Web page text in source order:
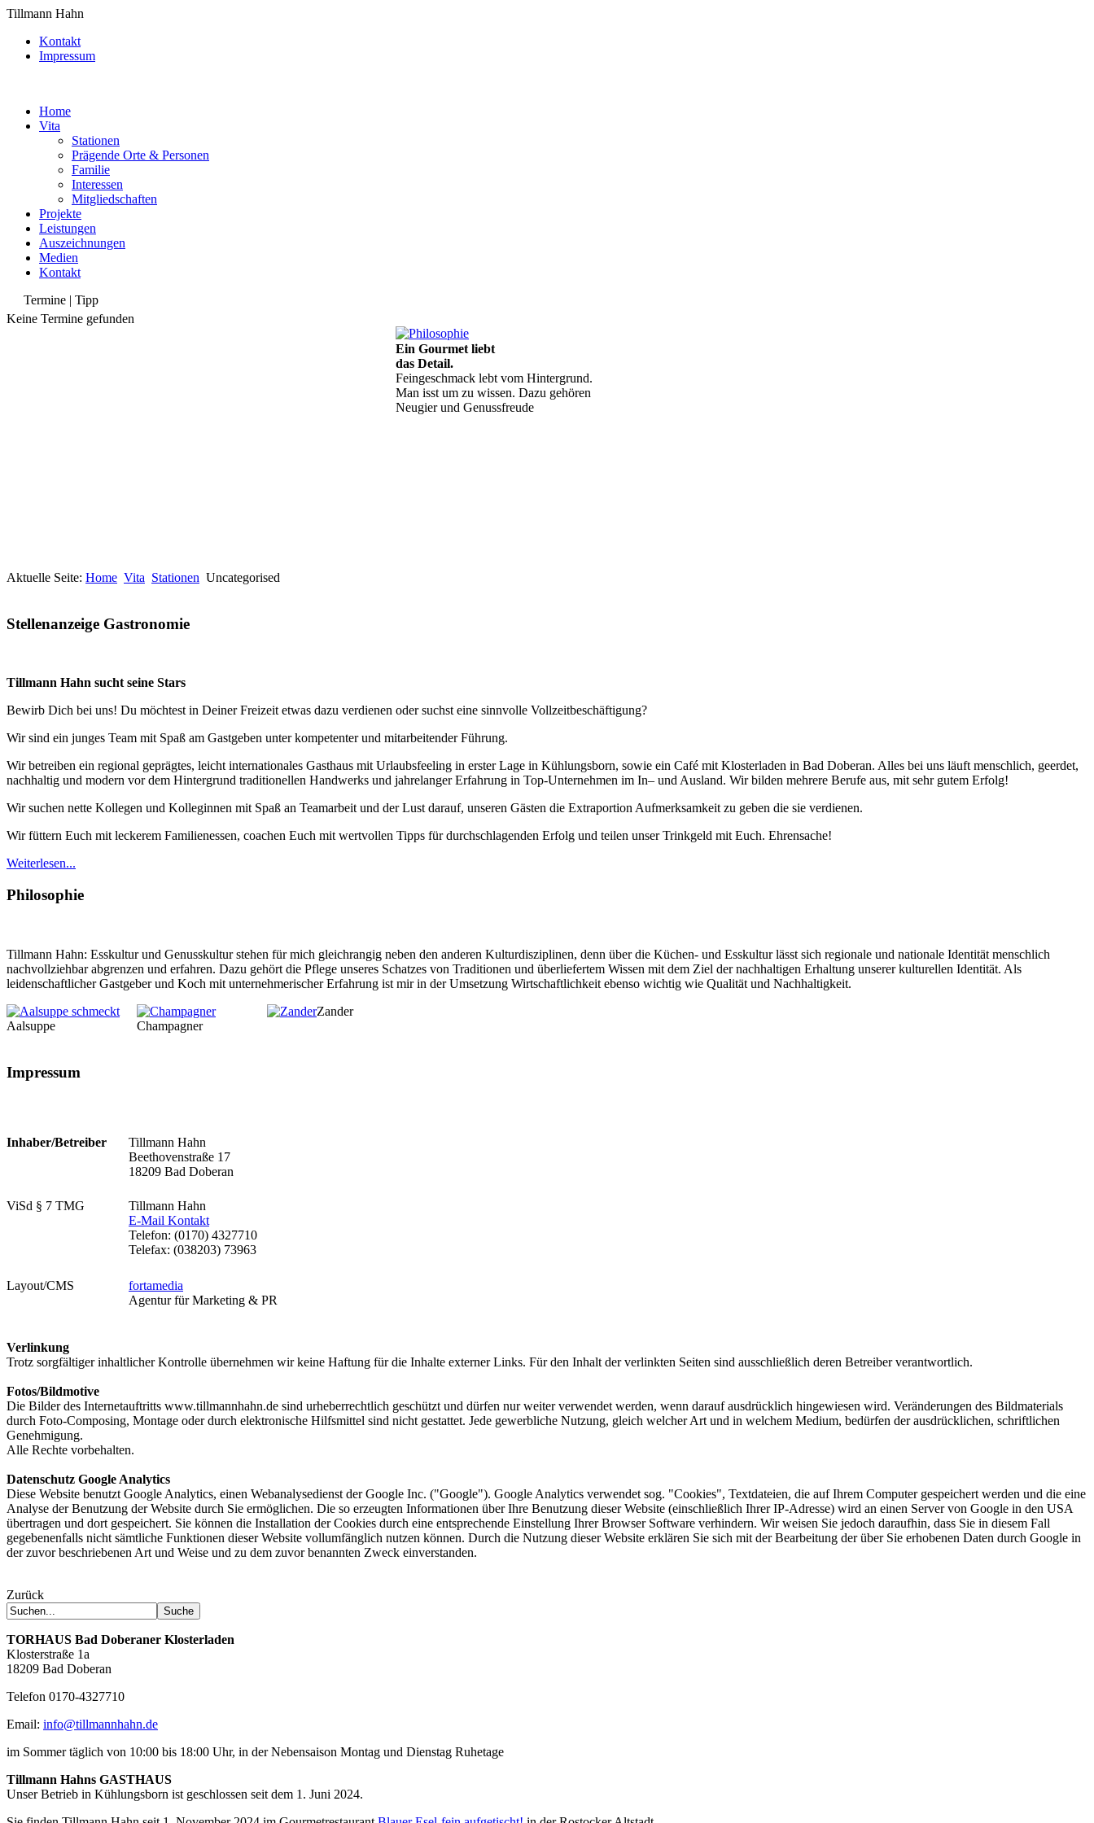
Tillmann Hahn
Kontakt
Impressum
Home
Vita
Stationen
Prägende Orte & Personen
Familie
Interessen
Mitgliedschaften
Projekte
Leistungen
Auszeichnungen
Medien
Kontakt
Termine | Tipp
Keine Termine gefunden
Ein Gourmet liebt
das Detail.
Feingeschmack lebt vom Hintergrund.
Man isst um zu wissen. Dazu gehören
Neugier und Genussfreude
Nachhaltigkeit ist
Veröffentlichungen in Print- und
Internetmedien zeigen das große
Geheimnisse, die
Aktuelle Seite: Home Vita Stationen Uncategorised
Stellenanzeige Gastronomie
Tillmann Hahn sucht seine Stars
Bewirb Dich bei uns! Du möchtest in Deiner Freizeit etwas dazu verdienen oder suchst eine sinnvolle Vollzeitbeschäftigung?
Wir sind ein junges Team mit Spaß am Gastgeben unter kompetenter und mitarbeitender Führung.
Wir betreiben ein regional geprägtes, leicht internationales Gasthaus mit Urlaubsfeeling in erster Lage in Kühlungsborn, sowie ein Café mit Klosterladen in Bad Doberan. Alles bei uns läuft menschlich, geerdet,
nachhaltig und modern vor dem Hintergrund traditionellen Handwerks und jahrelanger Erfahrung in Top-Unternehmen im In– und Ausland. Wir bilden mehrere Berufe aus, mit sehr gutem Erfolg!
Wir suchen nette Kollegen und Kolleginnen mit Spaß an Teamarbeit und der Lust darauf, unseren Gästen die Extraportion Aufmerksamkeit zu geben die sie verdienen.
Wir füttern Euch mit leckerem Familienessen, coachen Euch mit wertvollen Tipps für durchschlagenden Erfolg und teilen unser Trinkgeld mit Euch. Ehrensache!
Weiterlesen...
Philosophie
Tillmann Hahn: Esskultur und Genusskultur stehen für mich gleichrangig neben den anderen Kulturdisziplinen, denn über die Küchen- und Esskultur lässt sich regionale und nationale Identität menschlich
nachvollziehbar abgrenzen und erfahren. Dazu gehört die Pflege unseres Schatzes von Traditionen und überliefertem Wissen mit dem Ziel der nachhaltigen Erhaltung unserer kulturellen Identität. Als
leidenschaftlicher Gastgeber und Koch mit unternehmerischer Erfahrung ist mir in der Umsetzung Wirtschaftlichkeit ebenso wichtig wie Qualität und Nachhaltigkeit.
Aalsuppe Champagner
Zander
Impressum
Inhaber/Betreiber
Tillmann Hahn
Beethovenstraße 17
18209 Bad Doberan
ViSd § 7 TMG
Tillmann Hahn
E-Mail Kontakt
Telefon: (0170) 4327710
Telefax: (038203) 73963
Layout/CMS
fortamedia
Agentur für Marketing & PR
Verlinkung
Trotz sorgfältiger inhaltlicher Kontrolle übernehmen wir keine Haftung für die Inhalte externer Links. Für den Inhalt der verlinkten Seiten sind ausschließlich deren Betreiber verantwortlich.
Fotos/Bildmotive
Die Bilder des Internetauftritts www.tillmannhahn.de sind urheberrechtlich geschützt und dürfen nur weiter verwendet werden, wenn darauf ausdrücklich hingewiesen wird. Veränderungen des Bildmaterials
durch Foto-Composing, Montage oder durch elektronische Hilfsmittel sind nicht gestattet. Jede gewerbliche Nutzung, gleich welcher Art und in welchem Medium, bedürfen der ausdrücklichen, schriftlichen
Genehmigung.
Alle Rechte vorbehalten.
Datenschutz Google Analytics
Diese Website benutzt Google Analytics, einen Webanalysedienst der Google Inc. ("Google"). Google Analytics verwendet sog. "Cookies", Textdateien, die auf Ihrem Computer gespeichert werden und die eine
Analyse der Benutzung der Website durch Sie ermöglichen. Die so erzeugten Informationen über Ihre Benutzung dieser Website (einschließlich Ihrer IP-Adresse) wird an einen Server von Google in den USA
übertragen und dort gespeichert. Sie können die Installation der Cookies durch eine entsprechende Einstellung Ihrer Browser Software verhindern. Wir weisen Sie jedoch daraufhin, dass Sie in diesem Fall
gegebenenfalls nicht sämtliche Funktionen dieser Website vollumfänglich nutzen können. Durch die Nutzung dieser Website erklären Sie sich mit der Bearbeitung der über Sie erhobenen Daten durch Google in
der zuvor beschriebenen Art und Weise und zu dem zuvor benannten Zweck einverstanden.
Zurück
TORHAUS Bad Doberaner Klosterladen
Klosterstraße 1a
18209 Bad Doberan
Telefon 0170-4327710
Email: info@tillmannhahn.de
im Sommer täglich von 10:00 bis 18:00 Uhr, in der Nebensaison Montag und Dienstag Ruhetage
Tillmann Hahns GASTHAUS
Unser Betrieb in Kühlungsborn ist geschlossen seit dem 1. Juni 2024.